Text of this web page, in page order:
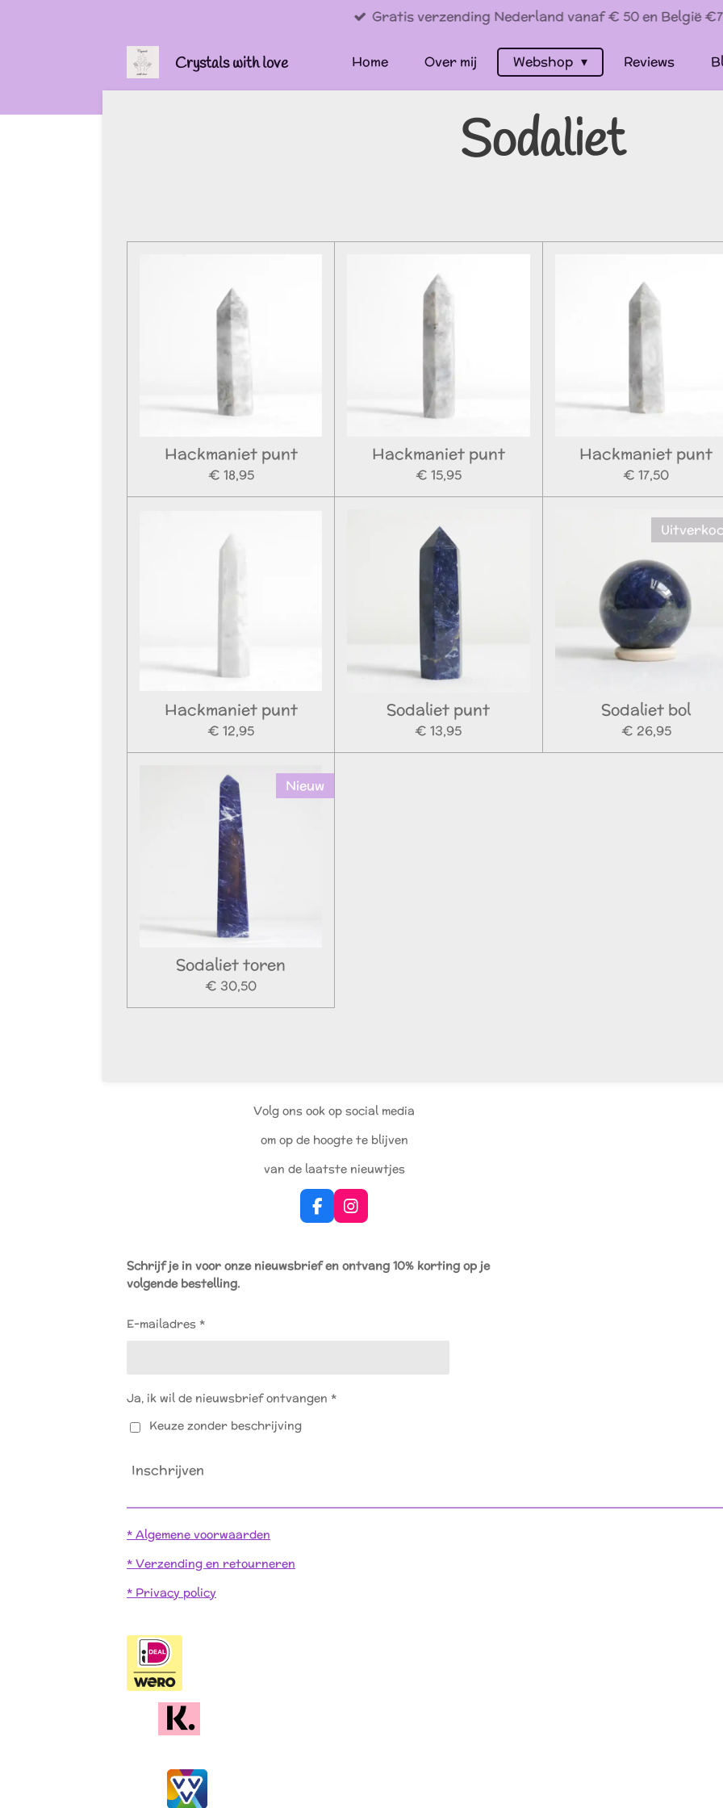
Gratis verzending Nederland vanaf € 50 en België
Crystals with love Home Over mij Webshop Reviews
Sodaliet
Hackmaniet punt
€ 18,95
Hackmaniet punt
€ 15,95
Hackmaniet punt
€ 17,50
Hackmaniet punt
€ 12,95
Sodaliet punt
€ 13,95
Sodaliet bol
€ 26,95
Nieuw
Sodaliet toren
€ 30,50
Volg ons ook op social media
om op de hoogte te blijven
van de laatste nieuwtjes
F
a
e
b
I
n
a
Schrijf je in voor onze nieuwsbrief en ontvang 10% korting op je
volgende bestelling.
E-mailadres *
Ja, ik wil de nieuwsbrief ontvangen *
Keuze zonder beschrijving
Inschrijven
* Algemene voorwaarden
* Verzending en retourneren
* Privacy policy